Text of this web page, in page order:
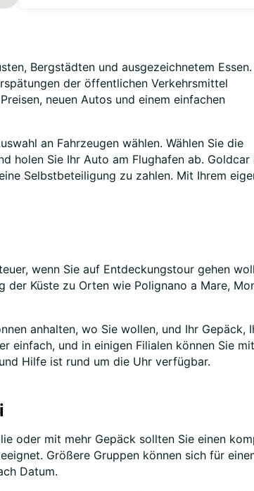
Bergstädten und ausgezeichnetem Essen.
der öffentlichen Verkehrsmittel
neuen Autos und einem einfachen
an Fahrzeugen wählen. Wählen Sie die
holen Sie Ihr Auto am Flughafen ab. Goldcar
Selbstbeteiligung zu zahlen. Mit Ihrem
wenn Sie auf Entdeckungstour gehen
der Küste zu Orten wie Polignano a Mare,
anhalten, wo Sie wollen, und Ihr Gepäck,
einfach, und in einigen Filialen können Sie
Hilfe ist rund um die Uhr verfügbar.
oder mit mehr Gepäck sollten Sie einen
Größere Gruppen können sich für
Datum.